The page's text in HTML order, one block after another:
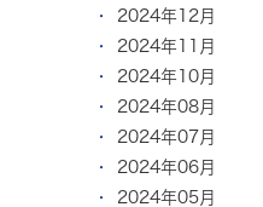
2024年12月
2024年11月
2024年10月
2024年08月
2024年07月
2024年06月
2024年05月